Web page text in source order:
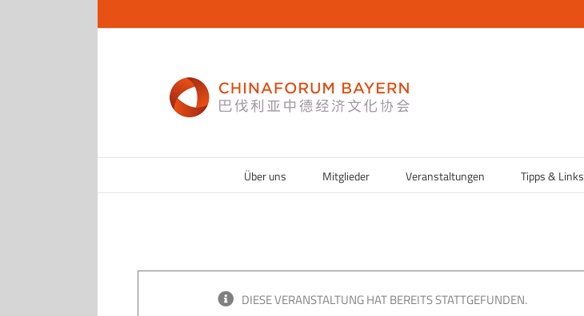
Über uns Mitglieder Veranstaltungen Tipps & Links
DIESE VERANSTALTUNG HAT BEREITS STATTGEFUNDEN.